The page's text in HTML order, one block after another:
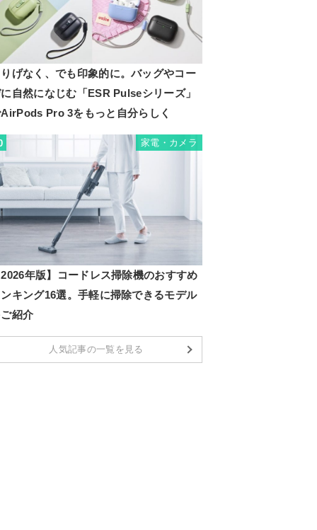
げなく、でも印象的に。バッグやコー
自然になじむ「ESR Pulseシリーズ」
Pro 3をもっと自分らしく
家電・カメラ
年版】コードレス掃除機のおすすめ
キング16選。手軽に掃除できるモデル
紹介
人気記事の一覧を見る